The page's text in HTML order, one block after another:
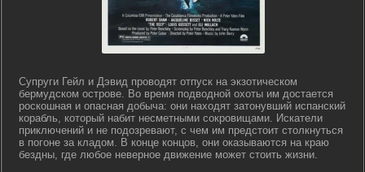
Супруги Гейл и Дэвид проводят отпуск на экзотическом
бермудском острове. Во время подводной охоты им достается
роскошная и опасная добыча: они находят затонувший испанский
корабль, который набит несметными сокровищами. Искатели
приключений и не подозревают, с чем им предстоит столкнуться
в погоне за кладом. В конце концов, они оказываются на краю
бездны, где любое неверное движение может стоить жизни.